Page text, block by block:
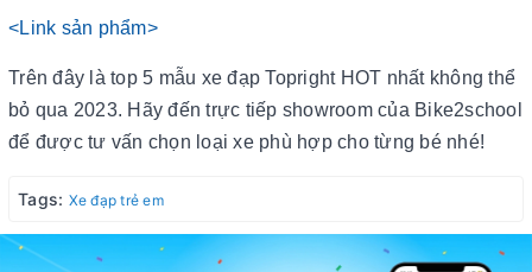
<Link sản phẩm>
Trên đây là top 5 mẫu xe đạp Topright HOT nhất không thể
bỏ qua 2023. Hãy đến trực tiếp showroom của Bike2school
để được tư vấn chọn loại xe phù hợp cho từng bé nhé!
Tags: Xe đạp trẻ em